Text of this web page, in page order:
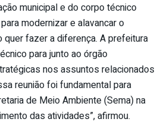
municipal e do corpo técnico
modernizar e alavancar o
quer fazer a diferença. A prefeitura
para junto ao órgão
nos assuntos relacionados
reunião foi fundamental para
de Meio Ambiente (Sema) na
das atividades”, afirmou.